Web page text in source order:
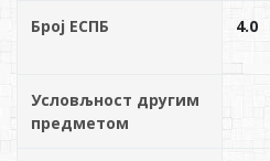
Број ЕСПБ 4.0
Условљност другим
предметом